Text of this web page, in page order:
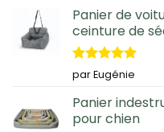
Panier de
ceinture de
Note5sur
5
par Eugénie
Panier
pour chien